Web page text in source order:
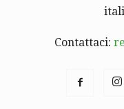
Contattaci: